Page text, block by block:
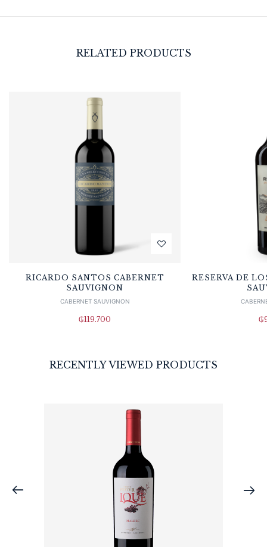
RELATED PRODUCTS
RICARDO SANTOS CABERNET
SAUVIGNON
CABERNET SAUVIGNON
₲119.700
RESERVA DE
₲
RECENTLY VIEWED PRODUCTS